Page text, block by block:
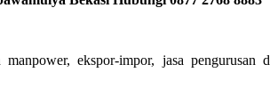
ekspor-impor, jasa pengurusan